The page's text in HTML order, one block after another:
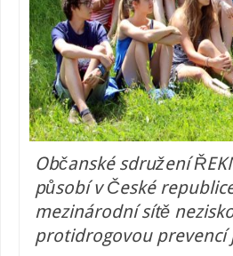
Občanské sdružení
působí v České
mezinárodní sítě
protidrogovou prevencí